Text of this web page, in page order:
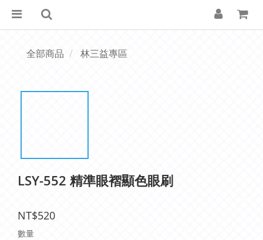
全部商品 林三益專區
LSY-552 精準眼褶顯色眼刷
NT$520
數量